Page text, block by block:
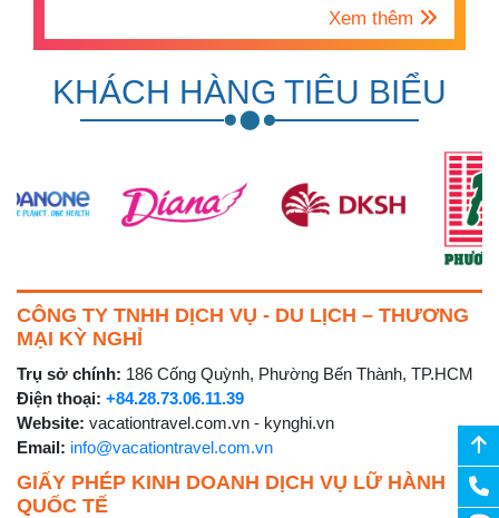
Xem thêm
KHÁCH HÀNG TIÊU BIỂU
CÔNG TY TNHH DỊCH VỤ - DU LỊCH – THƯƠNG
MẠI KỲ NGHỈ
Trụ sở chính: 186 Cống Quỳnh, Phường Bến Thành, TP.HCM
Điện thoại: +84.28.73.06.11.39
Website: vacationtravel.com.vn - kynghi.vn
Email: info@vacationtravel.com.vn
GIẤY PHÉP KINH DOANH DỊCH VỤ LỮ HÀNH
QUỐC TẾ